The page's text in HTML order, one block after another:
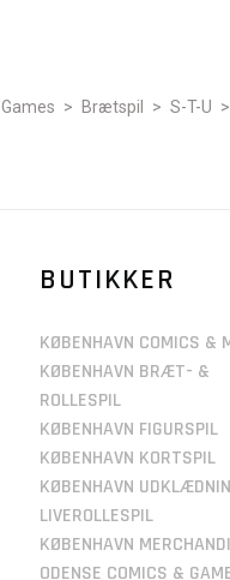
Games > Brætspil > S-T-U >
BUTIKKER
KØBENHAVN COMICS &
KØBENHAVN BRÆT- &
ROLLESPIL
KØBENHAVN FIGURSPIL
KØBENHAVN KORTSPIL
KØBENHAVN
LIVEROLLESPIL
KØBENHAVN
ODENSE COMICS &